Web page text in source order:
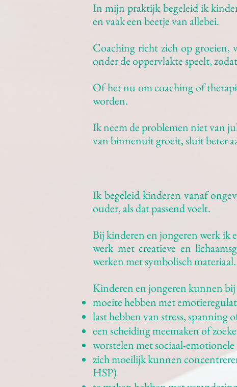
In mijn praktijk begeleid ik
en vaak een beetje van allebei.
Coaching richt zich op groeien,
onder de oppervlakte speelt,
Of het nu om coaching of
worden.
Ik neem de problemen niet van
van binnenuit groeit, sluit beter
Ik begeleid kinderen vanaf
ouder, als dat passend voelt.
Bij kinderen en jongeren werk ik
werk met creatieve en
werken met symbolisch materiaal.
Kinderen en jongeren kunnen bij
moeite hebben met
last hebben van stress, spanning
een scheiding meemaken of
worstelen met sociaal-
zich moeilijk kunnen
HSP)